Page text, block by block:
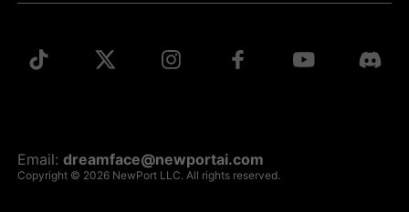
Email:dreamface@newportai.com